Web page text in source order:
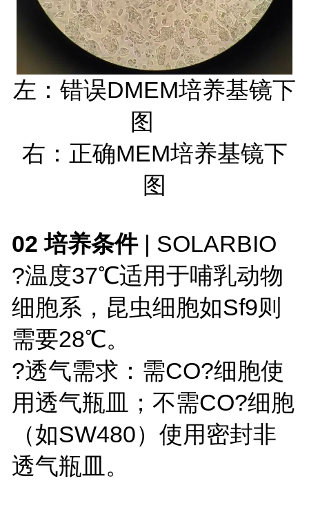
左：错误DMEM培养基镜下
图
右：正确MEM培养基镜下
图
02 培养条件| SOLARBIO
?温度37℃适用于哺乳动物
细胞系，昆虫细胞如Sf9则
需要28℃。
?透气需求：需CO?细胞使
用透气瓶皿；不需CO?细胞
（如SW480）使用密封非
透气瓶皿。